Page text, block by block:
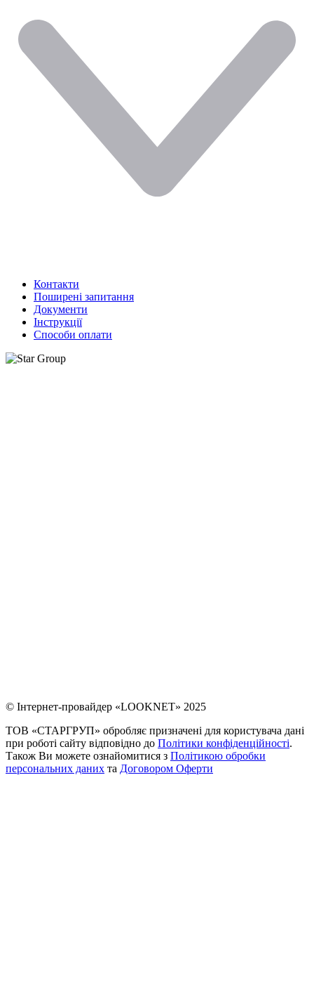
Контакти
Поширені запитання
Документи
Інструкції
Способи оплати
© Інтернет-провайдер «LOOKNET» 2025
ТОВ «СТАРГРУП» обробляє призначені для користувача дані
при роботі сайту відповідно до Політики конфіденційності.
Також Ви можете ознайомитися з Політикою обробки
персональних даних та Договором Оферти